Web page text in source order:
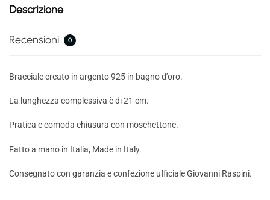
Descrizione
Recensioni 0
Bracciale creato in argento 925 in bagno d’oro.
La lunghezza complessiva è di 21 cm.
Pratica e comoda chiusura con moschettone.
Fatto a mano in Italia, Made in Italy.
Consegnato con garanzia e confezione ufficiale Giovanni Raspini.